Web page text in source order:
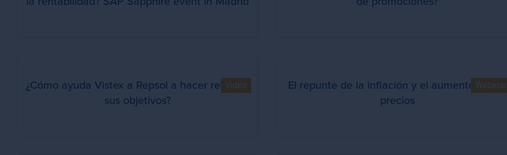
Video
¿Cómo ayuda Vistex a Repsol a hacer realidad
sus objetivos?
Webinar
El repunte de la inflación y el aumento de los
precios